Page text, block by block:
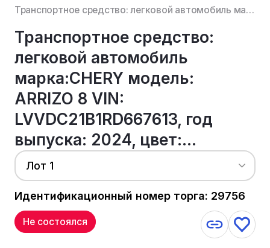
Транспортное средство: легковой автомобиль марка:CHERY модель: ARRIZO 8 VIN: LVVDC21B1RD667613, год ...
Транспортное средство:
легковой автомобиль
марка:CHERY модель:
ARRIZO 8 VIN:
LVVDC21B1RD667613, год
выпуска: 2024, цвет:...
Лот 1
Идентификационный номер торга: 29756
Не состоялся